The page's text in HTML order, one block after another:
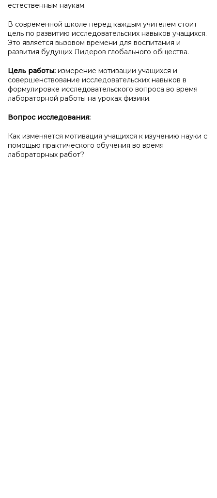
естественным наукам.
В современной школе перед каждым учителем стоит
цель по развитию исследовательских навыков учащихся.
Это является вызовом времени для воспитания и
развития будущих Лидеров глобального общества.
Цель работы: измерение мотивации учащихся и
совершенствование исследовательских навыков в
формулировке исследовательского вопроса во время
лабораторной работы на уроках физики.
Вопрос исследования:
Как изменяется мотивация учащихся к изучению науки с
помощью практического обучения во время
лабораторных работ?